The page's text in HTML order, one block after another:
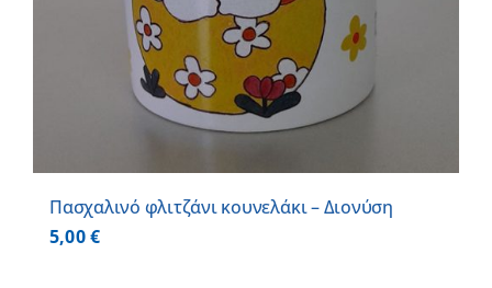
Πασχαλινό φλιτζάνι κουνελάκι – Διονύση
5,00€